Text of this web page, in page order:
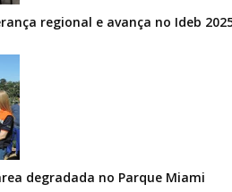
regional e avança no Ideb
degradada no Parque Miami